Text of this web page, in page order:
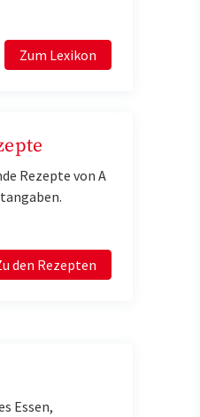
Zum Lexikon
Rezepte von A
den Rezepten
Essen,